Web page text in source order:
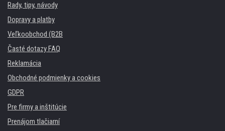
Rady, tipy, návody
Dopravy a platby
Veľkoobchod (B2B
Časté dotazy FAQ
Reklamácia
Obchodné podmienky a cookies
GDPR
Pre firmy a inštitúcie
Prenájom tlačiarní